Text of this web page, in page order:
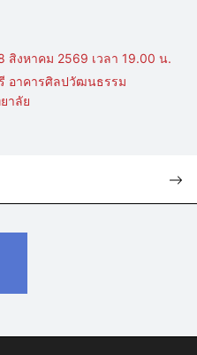
สิงหาคม 2569 เวลา 19.00 น.
อาคารศิลปวัฒนธรรม
าลัย